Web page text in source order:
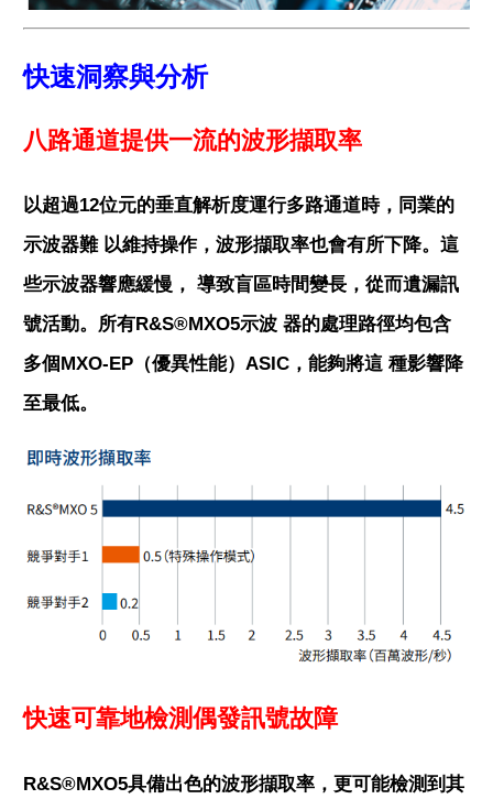
快速洞察與分析
八路通道提供一流的波形擷取率
以超過12位元的垂直解析度運行多路通道時，同業的
示波器難 以維持操作，波形擷取率也會有所下降。這
些示波器響應緩慢， 導致盲區時間變長，從而遺漏訊
號活動。所有R&S®MXO5示波 器的處理路徑均包含
多個MXO-EP（優異性能）ASIC，能夠將這 種影響降
至最低。
快速可靠地檢測偶發訊號故障
R&S®MXO5具備出色的波形擷取率，更可能檢測到其